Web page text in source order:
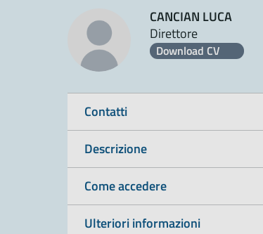
CANCIAN LUCA
Direttore
Download CV
Contatti
Descrizione
Come accedere
Ulteriori informazioni